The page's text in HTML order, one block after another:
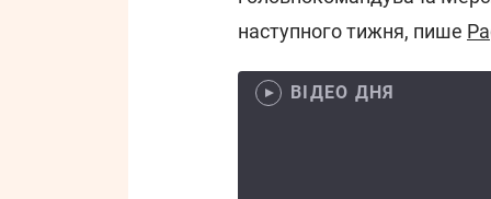
наступного тижня, пише
ВІДЕО ДНЯ